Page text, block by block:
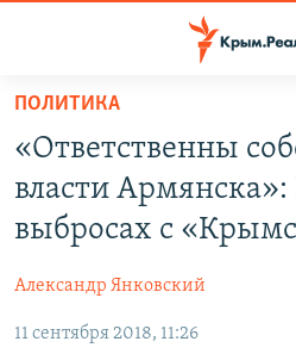
Вернуться
основному
содержанию
Вернутся
главной
навигации
Вернутся
ГРУЗ 200
11 ЛЕТ ОККУПАЦИИ КРЫМА. 11
ВОДА
ЕЩЕ
ИНТЕРАКТИВ
РАДІО СВОБОДА
ПОЛИТИКА
«Ответственны
власти
выбросах с
Александр Янковский
11 сентября 2018, 11:26